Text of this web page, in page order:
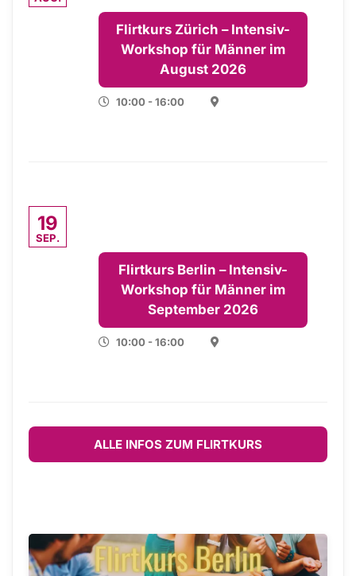
Flirtkurs Zürich – Intensiv-
Workshop für Männer im
August 2026
10:00 - 16:00
19
SEP.
Flirtkurs Berlin – Intensiv-
Workshop für Männer im
September 2026
10:00 - 16:00
ALLE INFOS ZUM FLIRTKURS